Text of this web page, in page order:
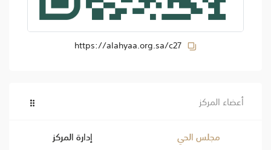
https://alahyaa.org.sa/c27
أعضاء المركز
مجلس الحي
إدارة المركز